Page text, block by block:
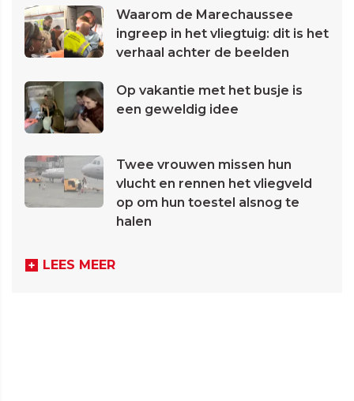
Waarom de Marechaussee
ingreep in het vliegtuig: dit is het
verhaal achter de beelden
Op vakantie met het busje is
een geweldig idee
Twee vrouwen missen hun
vlucht en rennen het vliegveld
op om hun toestel alsnog te
halen
LEES MEER